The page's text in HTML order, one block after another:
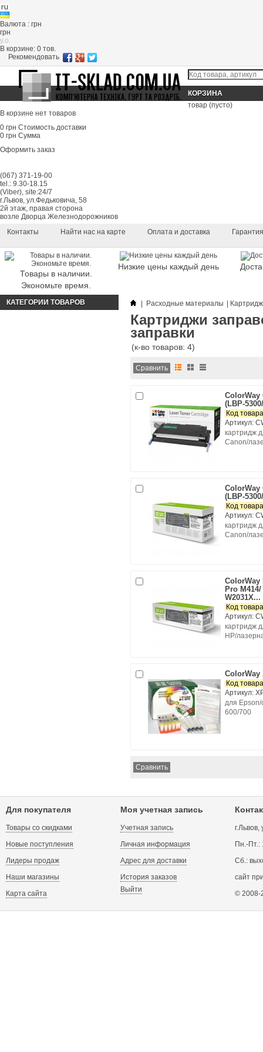
Валюта : грн
грн
y.o.
В корзине: 0 тов.
Рекомендовать
КОРЗИНА
товар (пусто)
В корзине нет товаров
0 грн Стоимость доставки
0 грн Сумма
Оформить заказ
(067) 371-19-00
tel.: 9.30-18.15
(Viber), site:24/7
г.Львов, ул.Федьковича, 58
2й этаж, правая сторона
возле Дворца Железнодорожников
Контакты
Найти нас на карте Оплата и доставка Гарантия
Товары в наличии.
Экономьте время.
Низкие цены каждый день
КАТЕГОРИИ ТОВАРОВ Расходные материалы
Картриджи
заправки
(к-во товаров: 4)
ColorWay
(LBP-
Код
Артикул:
картридж
Canon/
ColorWay
(LBP-
Код
Артикул:
картридж
Canon/
ColorWay
Pro
W2031X...
Код
Артикул:
картридж
HP/
ColorWay
Код
Артикул:
для Epson/
600/700
Для покупателя
Товары со скидками
Новые поступления
Лидеры продаж
Наши магазины
Карта сайта
Моя учетная запись
Учетная запись
Личная информация
Адрес для доставки
История заказов
Выйти
Пн.-Пт.:
Сб.:
сайт
© 2008-